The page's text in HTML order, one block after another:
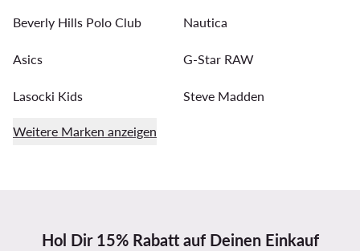
Beverly Hills Polo Club Nautica
Asics G-Star RAW
Lasocki Kids Steve Madden
Weitere Marken anzeigen
Hol Dir 15% Rabatt auf Deinen Einkauf